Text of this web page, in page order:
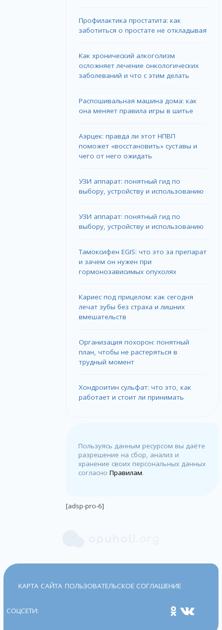
Профилактика простатита: как
заботиться о простате не откладывая
Как хронический алкоголизм
осложняет лечение онкологических
заболеваний и что с этим делать
Распошивальная машина дома: как
она меняет правила игры в шитье
Аэрцек: правда ли этот НПВП
поможет «восстановить» суставы и
чего от него ожидать
УЗИ аппарат: понятный гид по
выбору, устройству и использованию
УЗИ аппарат: понятный гид по
выбору, устройству и использованию
Тамоксифен EGIS: что это за препарат
и зачем он нужен при
гормонозависимых опухолях
Кариес под прицелом: как сегодня
лечат зубы без страха и лишних
вмешательств
Организация похорон: понятный
план, чтобы не растеряться в
трудный момент
Хондроитин сульфат: что это, как
работает и стоит ли принимать
Пользуясь данным ресурсом вы даёте
разрешение на сбор, анализ и
хранение своих персональных данных
согласноПравилам.
[adsp-pro-6]
КАРТА САЙТА ПОЛЬЗОВАТЕЛЬСКОЕ СОГЛАШЕНИЕ
СОЦСЕТИ: